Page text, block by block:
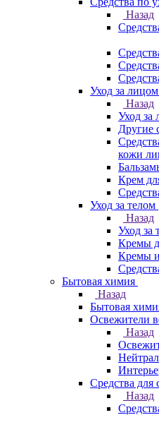
Назад
Уход за лицом
Назад
Уход за
Другие
кожи
Крем
Уход за телом
Назад
Уход за
Кремы
Кремы и
Бытовая химия
Назад
Бытовая
Освежители
Назад
Средства для
Назад